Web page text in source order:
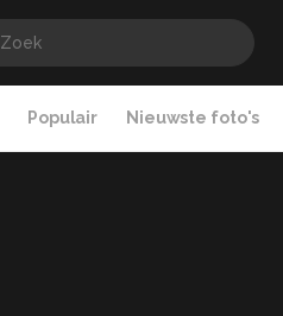
Populair Nieuwste foto's